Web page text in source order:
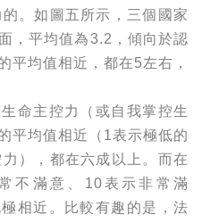
。如圖五所示，三個國家
，平均值為3.2，傾向於認
平均值相近，都在5左右，
主控力（或自我掌控生
平均值相近（1表示極低的
），都在六成以上。而在
不滿意、10表示非常滿
相近。比較有趣的是，法